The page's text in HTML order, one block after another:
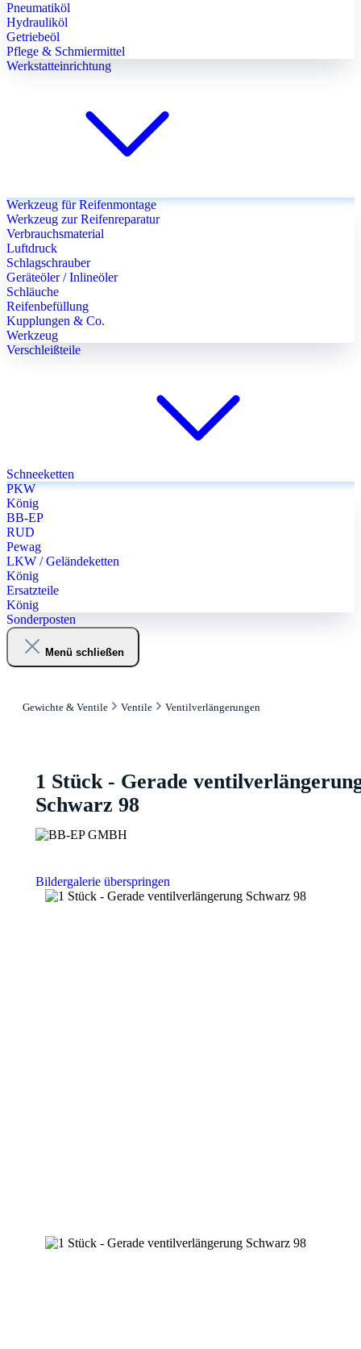
Pneumatiköl
Hydrauliköl
Getriebeöl
Pflege & Schmiermittel
Werkstatteinrichtung
Werkzeug für Reifenmontage
Werkzeug zur Reifenreparatur
Verbrauchsmaterial
Luftdruck
Schlagschrauber
Geräteöler / Inlineöler
Schläuche
Reifenbefüllung
Kupplungen & Co.
Werkzeug
Verschleißteile
Schneeketten
PKW
König
BB-EP
RUD
Pewag
LKW / Geländeketten
König
Ersatzteile
König
Sonderposten
Menü schließen
Gewichte & Ventile Ventile Ventilverlängerungen
1 Stück - Gerade
Schwarz 98
Bildergalerie überspringen